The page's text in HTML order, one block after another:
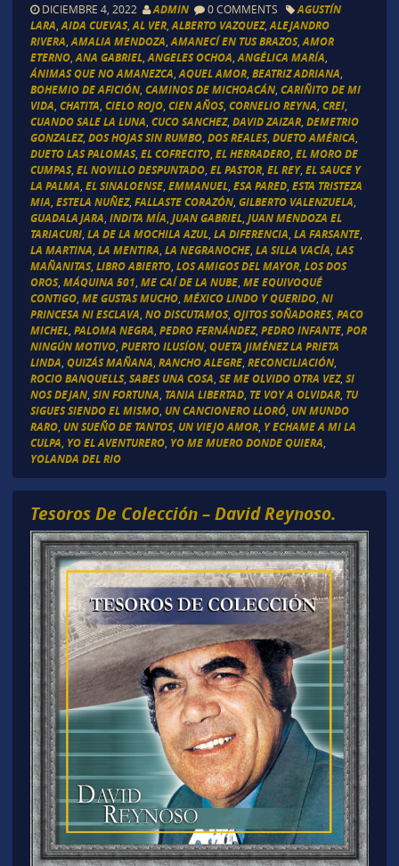
DICIEMBRE 4, 2022 ADMIN 0 COMMENTS
AGUSTÍN
LARA AIDA CUEVAS, AL VER, ALBERTO VAZQUEZ, ALEJANDRO
RIVERA AMALIA MENDOZA AMANECÍ EN TUS BRAZOS, AMOR
ETERNO, ANA GABRIEL, ANGELES OCHOA ANGÉLICA MARÍA
ÁNIMAS QUE NO AMANEZCA AQUEL AMOR, BEATRIZ ADRIANA
BOHEMIO DE AFICIÓN, CAMINOS DE MICHOACÁN, CARIÑITO DE MI
VIDA CHATITA CIELO ROJO, CIEN AÑOS, CORNELIO REYNA CREI,
CUANDO SALE LA LUNA CUCO SANCHEZ, DAVID ZAIZAR, DEMETRIO
GONZALEZ, DOS HOJAS SIN RUMBO, DOS REALES, DUETO AMÉRICA
DUETO LAS PALOMAS, EL COFRECITO, EL HERRADERO, EL MORO DE
CUMPAS, EL NOVILLO DESPUNTADO, EL PASTOR, EL REY, EL SAUCE Y
LA PALMA EL SINALOENSE, EMMANUEL, ESA PARED, ESTA TRISTEZA
MIA ESTELA NUÑEZ, FALLASTE CORAZÓN, GILBERTO VALENZUELA
GUADALAJARA INDITA MÍA JUAN GABRIEL, JUAN MENDOZA EL
TARIACURI, LA DE LA MOCHILA AZUL, LA DIFERENCIA LA FARSANTE,
LA MARTINA LA MENTIRA LA NEGRANOCHE, LA SILLA VACÍA LAS
MAÑANITAS, LIBRO ABIERTO, LOS AMIGOS DEL MAYOR, LOS DOS
OROS, MÁQUINA 501 ME CAÍ DE LA NUBE, ME EQUIVOQUÉ
CONTIGO, ME GUSTAS MUCHO, MÉXICO LINDO Y QUERIDO, NI
PRINCESA NI ESCLAVA NO DISCUTAMOS, OJITOS SOÑADORES, PACO
MICHEL, PALOMA NEGRA PEDRO FERNÁNDEZ, PEDRO INFANTE, POR
NINGÚN MOTIVO, PUERTO ILUSÍON, QUETA JIMÉNEZ LA PRIETA
LINDA QUIZÁS MAÑANA RANCHO ALEGRE, RECONCILIACIÓN,
ROCIO BANQUELLS, SABES UNA COSA SE ME OLVIDO OTRA VEZ, SI
NOS DEJAN, SIN FORTUNA TANIA LIBERTAD, TE VOY A OLVIDAR, TU
SIGUES SIENDO EL MISMO, UN CANCIONERO LLORÓ, UN MUNDO
RARO, UN SUEÑO DE TANTOS, UN VIEJO AMOR, Y ECHAME A MI LA
CULPA YO EL AVENTURERO, YO ME MUERO DONDE QUIERA
YOLANDA DEL RIO
Tesoros De Colección – David Reynoso.